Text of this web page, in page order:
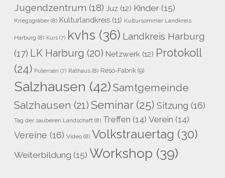
Jugendzentrum (18) Juz (12) Kinder (15)
Kriegsgräber (8) Kulturlandkreis (11) Kultursommer Landkreis
Harburg (8) Kurs (7) kvhs (36) Landkreis Harburg
(17) LK Harburg (20) Netzwerk (12) Protokoll
(24) Putensen (7) Rathaus (8) Reso-Fabrik (9)
Salzhausen (42) Samtgemeinde
Salzhausen (21) Seminar(25) Sitzung (16)
Tag der sauberen Landschaft (8) Treffen (14) Verein (14)
Vereine (16) Video (8) Volkstrauertag (30)
Weiterbildung (15) Workshop (39)